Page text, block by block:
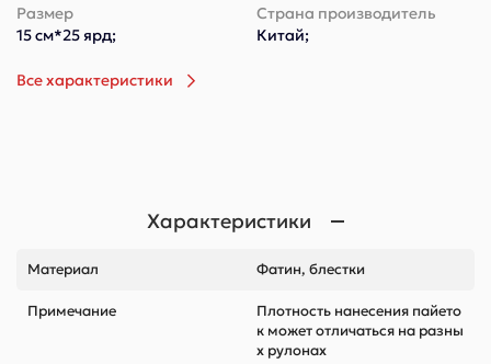
Размер
15 см*25 ярд;
Страна производитель
Китай;
Все характеристики
Характеристики
Материал Фатин, блестки
Примечание
Плотность нанесения пайето
к может отличаться на разны
х рулонах